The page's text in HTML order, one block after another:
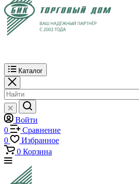
Каталог
Войти
0
Сравнение
0
Избранное
0 Корзина